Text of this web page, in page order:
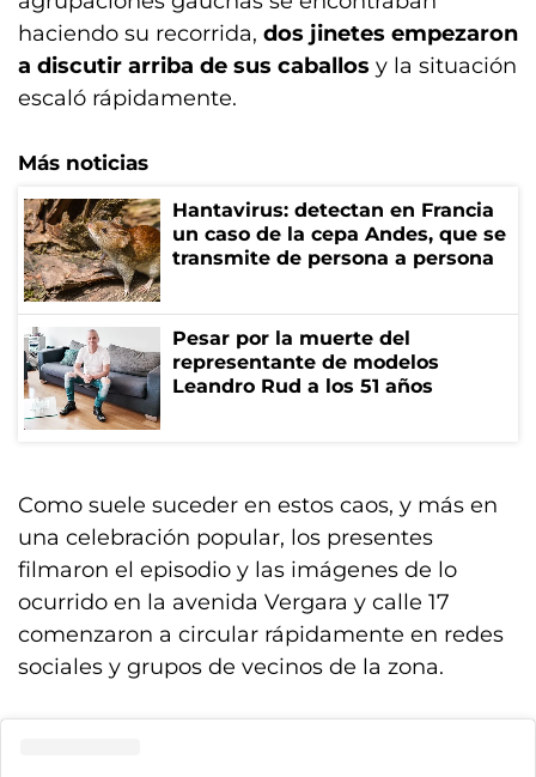
haciendo su recorrida, dos jinetes empezaron
a discutir arriba de sus caballos y la situación
escaló rápidamente.
Más noticias
Hantavirus: detectan en Francia
un caso de la cepa Andes, que se
transmite de persona a persona
Pesar por la muerte del
representante de modelos
Leandro Rud a los 51 años
Como suele suceder en estos caos, y más en
una celebración popular, los presentes
filmaron el episodio y las imágenes de lo
ocurrido en la avenida Vergara y calle 17
comenzaron a circular rápidamente en redes
sociales y grupos de vecinos de la zona.